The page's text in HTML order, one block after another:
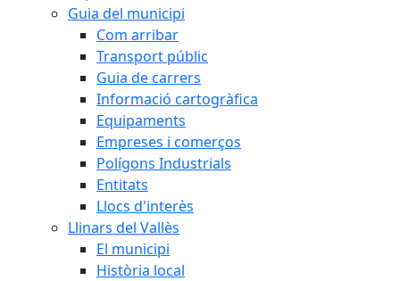
Guia del municipi
Com arribar
Transport públic
Guia de carrers
Informació cartogràfica
Equipaments
Empreses i comerços
Polígons Industrials
Entitats
Llocs d'interès
Llinars del Vallès
El municipi
Història local